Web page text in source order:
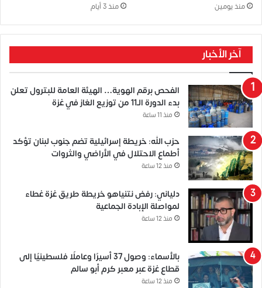
منذ يومين منذ 3 أيام
آخر الأخبار
الفحص برقم الهوية… الهيئة العامة للبترول تعلن
بدء الدورة الـ11 من توزيع الغاز في غزة
منذ 11 ساعة
حزب الله: خريطة إسرائيلية تضم جنوب لبنان تؤكد
أطماع الاحتلال في الأراضي والثروات
منذ 12 ساعة
دلياني: رفض نتنياهو خريطة طريق غزة غطاء
لمواصلة الإبادة الجماعية
منذ 12 ساعة
بالأسماء: وصول 37 أسيرًا وعاملًا فلسطينيًا إلى
قطاع غزة عبر معبر كرم أبو سالم
منذ 12 ساعة